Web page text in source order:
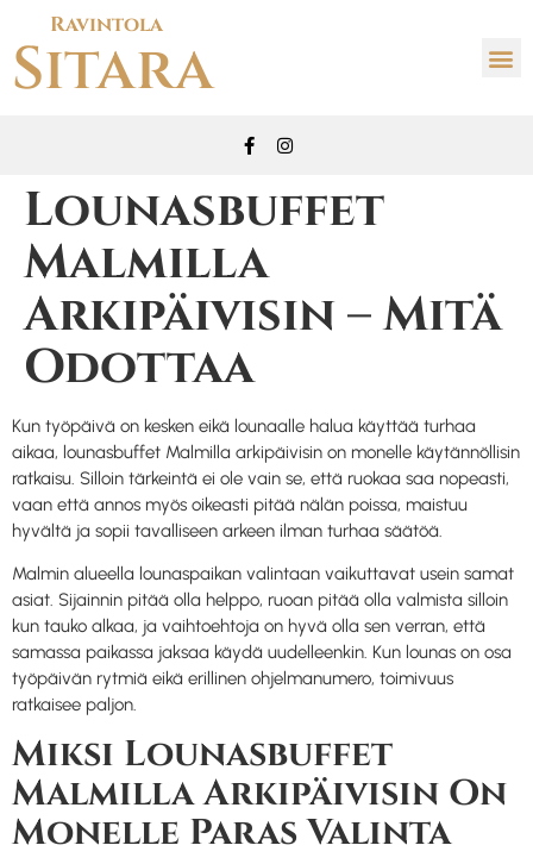
Ravintola
Sitara
Lounasbuffet
Malmilla
Arkipäivisin – Mitä
Odottaa
Kun työpäivä on kesken eikä lounaalle halua käyttää turhaa
aikaa, lounasbuffet Malmilla arkipäivisin on monelle käytännöllisin
ratkaisu. Silloin tärkeintä ei ole vain se, että ruokaa saa nopeasti,
vaan että annos myös oikeasti pitää nälän poissa, maistuu
hyvältä ja sopii tavalliseen arkeen ilman turhaa säätöä.
Malmin alueella lounaspaikan valintaan vaikuttavat usein samat
asiat. Sijainnin pitää olla helppo, ruoan pitää olla valmista silloin
kun tauko alkaa, ja vaihtoehtoja on hyvä olla sen verran, että
samassa paikassa jaksaa käydä uudelleenkin. Kun lounas on osa
työpäivän rytmiä eikä erillinen ohjelmanumero, toimivuus
ratkaisee paljon.
Miksi Lounasbuffet
Malmilla Arkipäivisin On
Monelle Paras Valinta